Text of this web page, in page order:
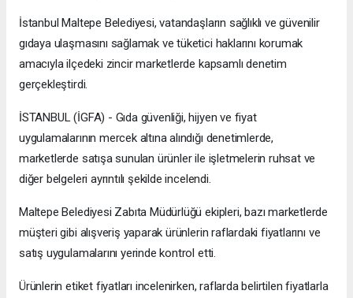
İstanbul Maltepe Belediyesi, vatandaşların sağlıklı ve güvenilir
gıdaya ulaşmasını sağlamak ve tüketici haklarını korumak
amacıyla ilçedeki zincir marketlerde kapsamlı denetim
gerçekleştirdi.
İSTANBUL (İGFA) - Gıda güvenliği, hijyen ve fiyat
uygulamalarının mercek altına alındığı denetimlerde,
marketlerde satışa sunulan ürünler ile işletmelerin ruhsat ve
diğer belgeleri ayrıntılı şekilde incelendi.
Maltepe Belediyesi Zabıta Müdürlüğü ekipleri, bazı marketlerde
müşteri gibi alışveriş yaparak ürünlerin raflardaki fiyatlarını ve
satış uygulamalarını yerinde kontrol etti.
Ürünlerin etiket fiyatları incelenirken, raflarda belirtilen fiyatlarla